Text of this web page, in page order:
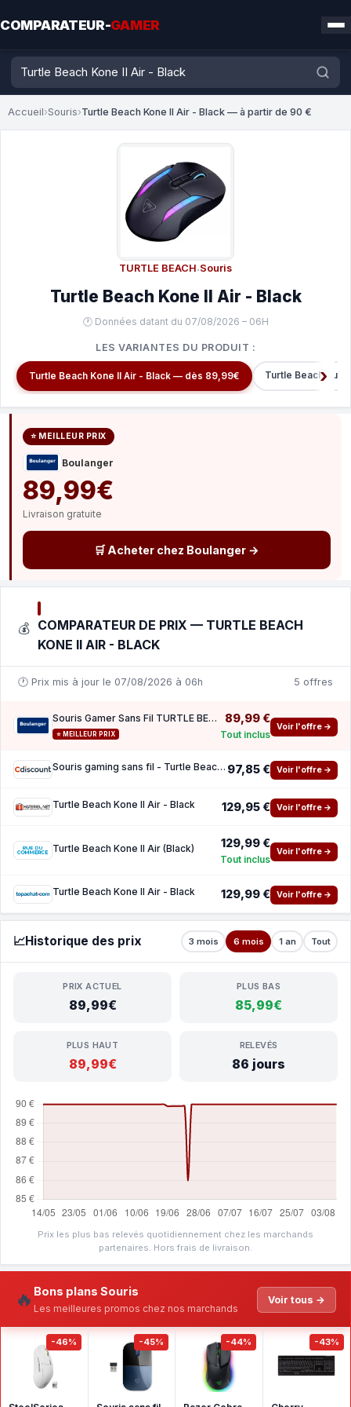
COMPARATEUR-GAMER
Accueil›Souris›Turtle Beach Kone II Air - Black — à partir de 90 €
TURTLE BEACH·Souris
Turtle Beach Kone II Air - Black
🕐 Données datant du 07/08/2026 – 06H
LES VARIANTES DU PRODUIT :
Turtle Beach Kone II Air - Black — dès 89,99€ Turtle Beach
⭐ MEILLEUR PRIX
Boulanger
89,99€
Livraison gratuite
🛒 Acheter chez Boulanger →
💰 COMPARATEUR DE PRIX — TURTLE BEACH
KONE II AIR - BLACK
🕐 Prix mis à jour le 07/08/2026 à 06h 5 offres
Souris Gamer Sans Fil TURTLE BEACH Kone II Air Black
⭐ MEILLEUR PRIX
89,99 €
Tout inclus
Voir l'offre →
Souris gaming sans fil - Turtle Beach Kone II Air - Ergonomique - Black Bluetooth 26 000 D 97,85 € Voir l'offre →
Turtle Beach Kone II Air - Black 129,95 € Voir l'offre →
Turtle Beach Kone II Air (Black) 129,99 €
Tout inclus
Voir l'offre →
Turtle Beach Kone II Air - Black 129,99 € Voir l'offre →
📈Historique des prix 3 mois 6 mois 1 an Tout
PRIX ACTUEL
89,99€
PLUS BAS
85,99€
PLUS HAUT
89,99€
RELEVÉS
86 jours
Prix les plus bas relevés quotidiennement chez les marchands
partenaires. Hors frais de livraison.
🔥 Bons plans Souris
Les meilleures promos chez nos marchands
Voir tous →
-46% -45% -44% -43%